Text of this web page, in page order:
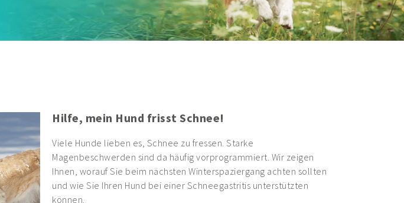
Hilfe, mein Hund frisst Schnee!
Viele Hunde lieben es, Schnee zu fressen. Starke
Magenbeschwerden sind da häufig vorprogrammiert. Wir zeigen
Ihnen, worauf Sie beim nächsten Winterspaziergang achten sollten
und wie Sie Ihren Hund bei einer Schneegastritis unterstützten
können.